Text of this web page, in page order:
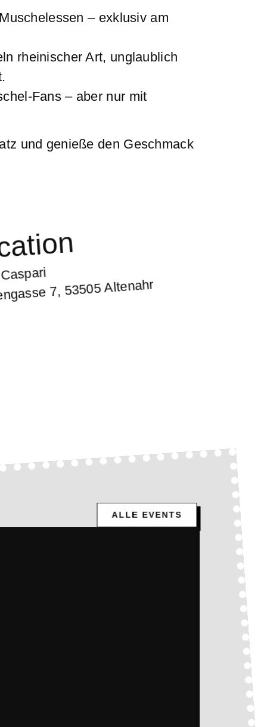
– exklusiv am
rheinischer Art, unglaublich
Fans – aber nur mit
und genieße den Geschmack
7, 53505 Altenahr
ALLE EVENTS